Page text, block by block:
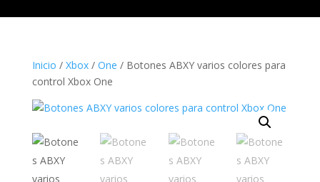
Inicio / Xbox/ One / Botones ABXY varios colores para
control Xbox One